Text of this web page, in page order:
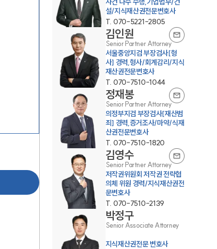
그룹소개
그룹소개
대륜의 강점
오시는 길
글로벌 파트너 로펌
고객의 소리
통합검색
AI대륜
설/지식재산권전문변호사
T. 070-5221-2805
김인원
Senior Partner Attorney
서울중앙지검 부장검사[형
사] 경력,형사/회계감리/지식
재산권전문변호사
T. 070-7510-1044
정재봉
Senior Partner Attorney
의정부지검 부장검사[재산범
죄] 경력,증거조사/마약/식재
산권전문변호사
T. 070-7510-1820
김영수
Senior Partner Attorney
저작권위원회 저작권 전략협
의체 위원 경력/지식재산권전
문변호사
T. 070-7510-2139
박정구
Senior Associate Attorney
지식재산권전문 변호사